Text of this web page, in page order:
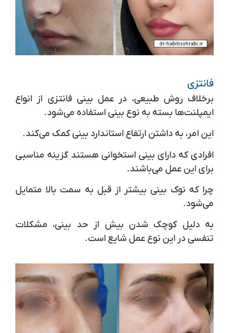
فانتزی
برخلاف روش طبیعی، در عمل بینی فانتزی از انواع
ایمپلنت‌ها بسته به نوع بینی استفاده می‌شود.
این امر، به داشتن ارتفاع استاندارد بینی کمک می‌کند.
افرادی که دارای بینی استخوانی هستند گزینه مناسبی
برای این عمل می‌باشند.
چرا که نوک بینی بیشتر از قبل به سمت بالا متمایل
می‌شود.
به دلیل کوچک شدن بیش از حد بینی، مشکلات
تنفسی در این نوع عمل شایع است.